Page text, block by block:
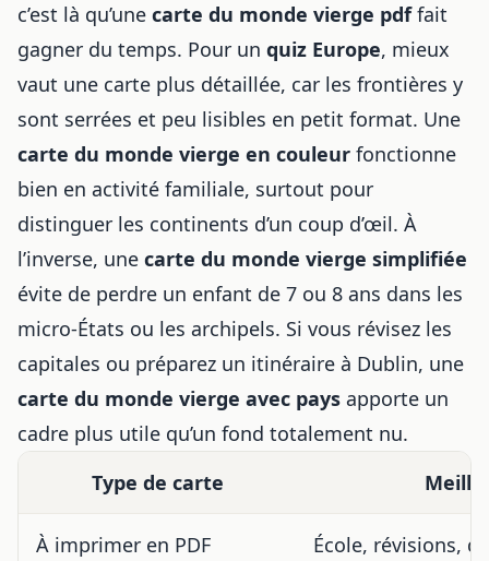
c’est là qu’une carte du monde vierge pdffait
gagner du temps. Pour un quiz Europe, mieux
vaut une carte plus détaillée, car les frontières y
sont serrées et peu lisibles en petit format. Une
carte du monde vierge en couleur fonctionne
bien en activité familiale, surtout pour
distinguer les continents d’un coup d’œil. À
l’inverse, une carte du monde vierge simplifiée
évite de perdre un enfant de 7 ou 8 ans dans les
micro-États ou les archipels. Si vous révisez les
capitales ou préparez un itinéraire à Dublin, une
carte du monde vierge avec pays apporte un
cadre plus utile qu’un fond totalement nu.
Type de carte
À imprimer en PDF École, révisions,